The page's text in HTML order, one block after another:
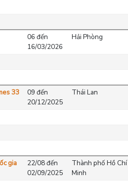
06 đến
16/03/2026
Hải Phòng
33
09 đến
20/12/2025
Thái Lan
gia
22/08 đến
02/09/2025
Thành phố Hồ Chí
Minh